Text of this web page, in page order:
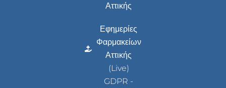
Αττικής
Εφημερίες
Φαρμακείων
Αττικής
(Live)
GDPR -